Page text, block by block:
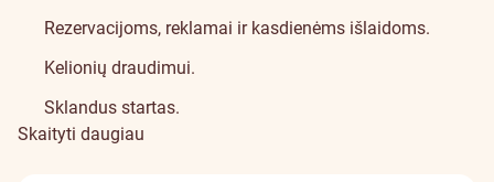
Rezervacijoms, reklamai ir kasdienėms išlaidoms.
Kelionių draudimui.
Sklandus startas.
Skaityti daugiau